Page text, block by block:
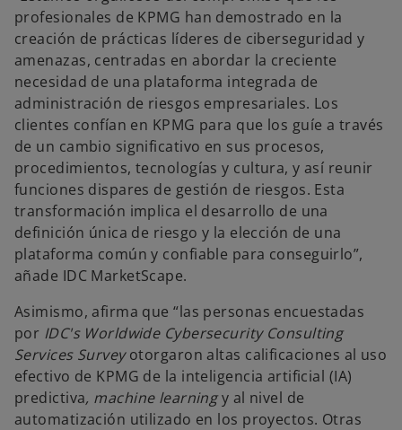
profesionales de KPMG han demostrado en la
creación de prácticas líderes de ciberseguridad y
amenazas, centradas en abordar la creciente
necesidad de una plataforma integrada de
administración de riesgos empresariales. Los
clientes confían en KPMG para que los guíe a través
de un cambio significativo en sus procesos,
procedimientos, tecnologías y cultura, y así reunir
funciones dispares de gestión de riesgos. Esta
transformación implica el desarrollo de una
definición única de riesgo y la elección de una
plataforma común y confiable para conseguirlo”,
añade IDC MarketScape.
Asimismo, afirma que “las personas encuestadas
por IDC's Worldwide Cybersecurity Consulting
Services Surveyotorgaron altas calificaciones al uso
efectivo de KPMG de la inteligencia artificial (IA)
predictiva, machine learningy al nivel de
automatización utilizado en los proyectos. Otras